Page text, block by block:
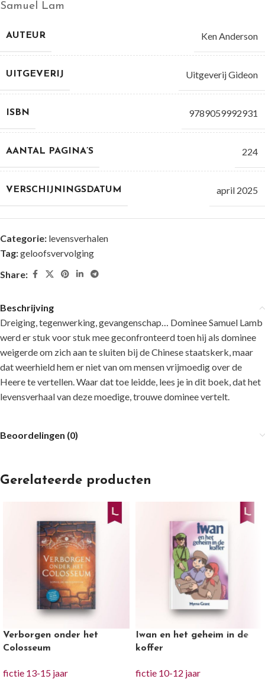
Samuel Lam
AUTEUR Ken Anderson
UITGEVERIJ Uitgeverij Gideon
ISBN 9789059992931
AANTAL PAGINA’S 224
VERSCHIJNINGSDATUM april 2025
Categorie: levensverhalen
Tag:geloofsvervolging
Share:
Beschrijving
Dreiging, tegenwerking, gevangenschap… Dominee Samuel Lamb
werd er stuk voor stuk mee geconfronteerd toen hij als dominee
weigerde om zich aan te sluiten bij de Chinese staatskerk, maar
dat weerhield hem er niet van om mensen vrijmoedig over de
Heere te vertellen. Waar dat toe leidde, lees je in dit boek, dat het
levensverhaal van deze moedige, trouwe dominee vertelt.
Beoordelingen (0)
Gerelateerde producten
Verborgen onder het
Colosseum
fictie 13-15 jaar
Iwan en het geheim in de
koffer
fictie 10-12 jaar